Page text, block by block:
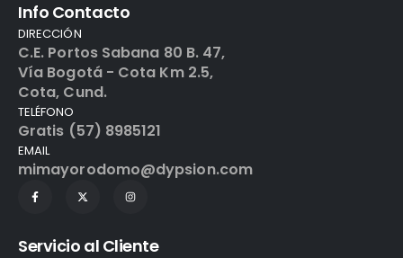
Info Contacto
DIRECCIÓN
C.E. Portos Sabana 80 B. 47,
Vía Bogotá - Cota Km 2.5,
Cota, Cund.
TELÉFONO
Gratis (57) 8985121
EMAIL
mimayorodomo@dypsion.com
Servicio al Cliente